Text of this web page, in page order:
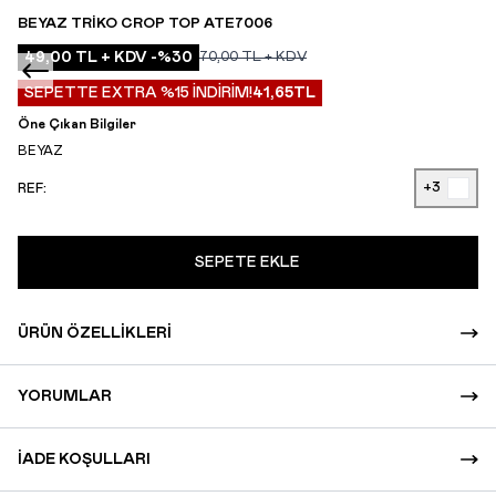
BEYAZ TRIKO CROP TOP ATE7006
49,00 TL + KDV -%30 70,00TL + KDV
SEPETTE EXTRA %15 İNDİRİM!41,65TL
Öne Çıkan Bilgiler
BEYAZ
REF: +3
SEPETE EKLE
ÜRÜN ÖZELLIKLERI
YORUMLAR
İADE KOŞULLARI